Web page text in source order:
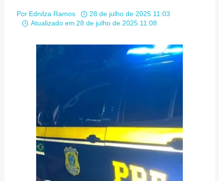
Por Ednilza Ramos
28 de julho de 2025 11:03
Atualizado em 28 de julho de 2025 11:08